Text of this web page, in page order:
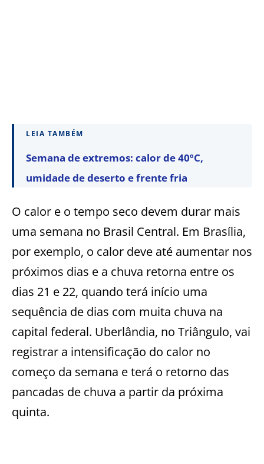
LEIA TAMBÉM
Semana de extremos: calor de 40ºC,
umidade de deserto e frente fria
O calor e o tempo seco devem durar mais
uma semana no Brasil Central. Em Brasília,
por exemplo, o calor deve até aumentar nos
próximos dias e a chuva retorna entre os
dias 21 e 22, quando terá início uma
sequência de dias com muita chuva na
capital federal. Uberlândia, no Triângulo, vai
registrar a intensificação do calor no
começo da semana e terá o retorno das
pancadas de chuva a partir da próxima
quinta.